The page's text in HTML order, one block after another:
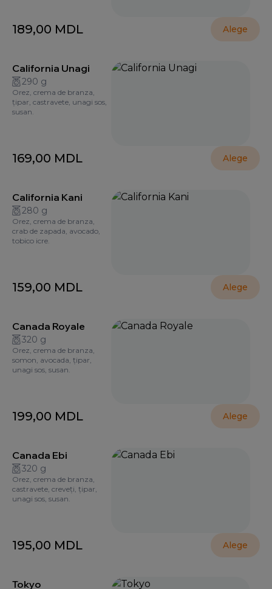
189,00 MDL Alege
California Unagi
290 g
Orez, crema de branza,
țipar, castravete, unagi sos,
susan.
169,00 MDL Alege
California Kani
280 g
Orez, crema de branza,
crab de zapada, avocado,
tobico icre.
159,00 MDL Alege
Canada Royale
320 g
Orez, crema de branza,
somon, avocada, țipar,
unagi sos, susan.
199,00 MDL Alege
Canada Ebi
320 g
Orez, crema de branza,
castravete, creveți, țipar,
unagi sos, susan.
195,00 MDL Alege
Tokyo